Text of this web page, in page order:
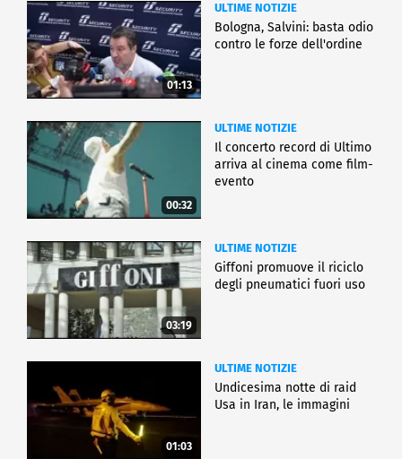
01:13
ULTIME NOTIZIE
Bologna, Salvini: basta odio
contro le forze dell'ordine
00:32
ULTIME NOTIZIE
Il concerto record di Ultimo
arriva al cinema come film-
evento
03:19
ULTIME NOTIZIE
Giffoni promuove il riciclo
degli pneumatici fuori uso
01:03
ULTIME NOTIZIE
Undicesima notte di raid
Usa in Iran, le immagini